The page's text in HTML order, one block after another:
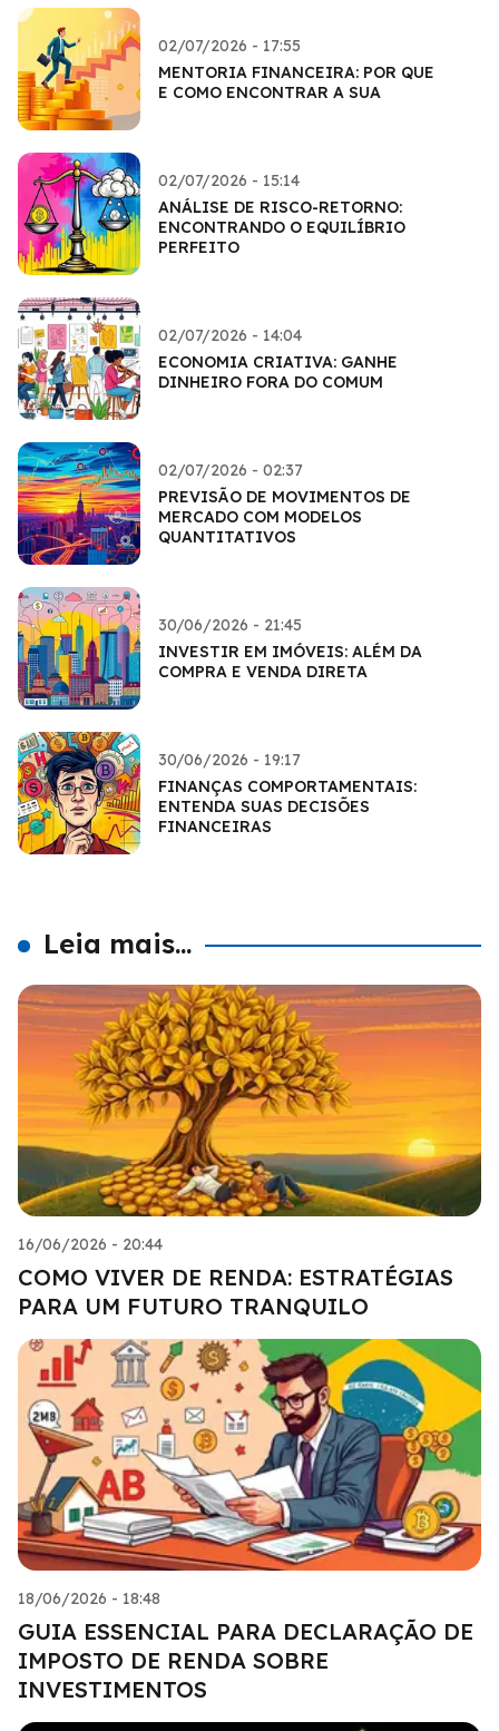
02/07/2026 - 17:55
MENTORIA FINANCEIRA: POR QUE
E COMO ENCONTRAR A SUA
02/07/2026 - 15:14
ANÁLISE DE RISCO-RETORNO:
ENCONTRANDO O EQUILÍBRIO
PERFEITO
02/07/2026 - 14:04
ECONOMIA CRIATIVA: GANHE
DINHEIRO FORA DO COMUM
02/07/2026 - 02:37
PREVISÃO DE MOVIMENTOS DE
MERCADO COM MODELOS
QUANTITATIVOS
30/06/2026 - 21:45
INVESTIR EM IMÓVEIS: ALÉM DA
COMPRA E VENDA DIRETA
30/06/2026 - 19:17
FINANÇAS COMPORTAMENTAIS:
ENTENDA SUAS DECISÕES
FINANCEIRAS
Leia mais...
16/06/2026 - 20:44
COMO VIVER DE RENDA: ESTRATÉGIAS
PARA UM FUTURO TRANQUILO
18/06/2026 - 18:48
GUIA ESSENCIAL PARA DECLARAÇÃO DE
IMPOSTO DE RENDA SOBRE
INVESTIMENTOS